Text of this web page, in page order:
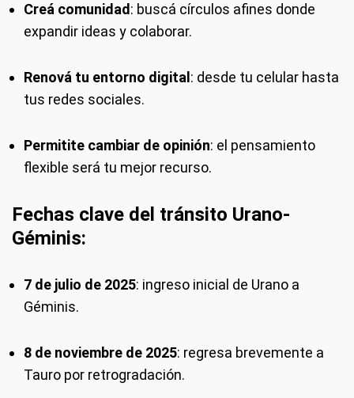
Creá comunidad : buscá círculos afines donde
expandir ideas y colaborar.
Renová tu entorno digital : desde tu celular hasta
tus redes sociales.
Permitite cambiar de opinión: el pensamiento
flexible será tu mejor recurso.
Fechas clave del tránsito Urano-
Géminis:
7 de julio de 2025: ingreso inicial de Urano a
Géminis.
8 de noviembre de 2025: regresa brevemente a
Tauro por retrogradación.